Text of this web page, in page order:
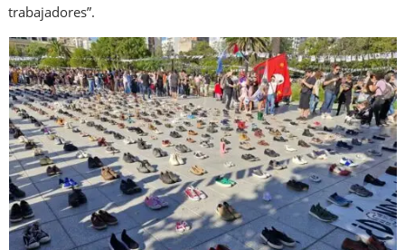
trabajadores”.